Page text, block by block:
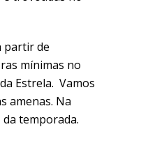
partir de
mínimas no
Estrela. Vamos
amenas. Na
temporada.